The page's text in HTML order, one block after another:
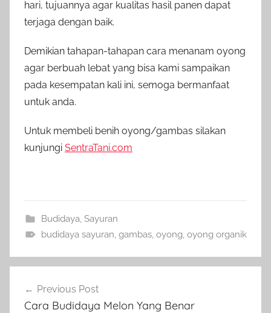
hari, tujuannya agar kualitas hasil panen dapat
terjaga dengan baik.
Demikian tahapan-tahapan cara menanam oyong
agar berbuah lebat yang bisa kami sampaikan
pada kesempatan kali ini, semoga bermanfaat
untuk anda.
Untuk membeli benih oyong/gambas silakan
kunjungi SentraTani.com
Budidaya, Sayuran
budidaya sayuran, gambas, oyong, oyong organik
pos
Previous Post
Cara Budidaya Melon Yang Benar